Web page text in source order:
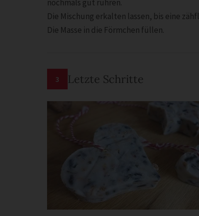
nochmals gut rühren.
Die Mischung erkalten lassen, bis eine
Die Masse in die Förmchen füllen.
3 Letzte Schritte